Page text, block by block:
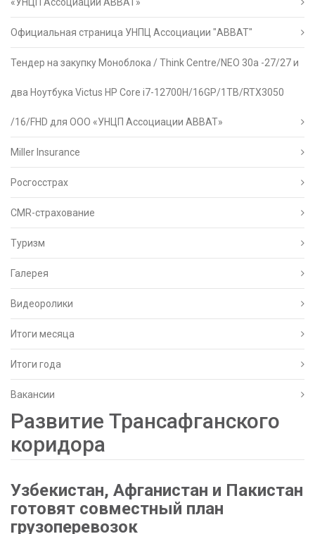
Официальная страница УНПЦ Ассоциации "АВВАТ"
Тендер на закупку Моноблока / Think Centre/NEO 30a -27/27 и
два Ноутбука Victus HP Core i7-12700H/16GP/1TB/RTX3050
/16/FHD для ООО «УНЦП Ассоциации АВВАТ»
Miller Insurance
Росгосстрах
CMR-страхование
Туризм
Галерея
Видеоролики
Итоги месяца
Итоги года
Вакансии
Развитие Трансафганского
коридора
Узбекистан, Афганистан и Пакистан
готовят совместный план
грузоперевозок